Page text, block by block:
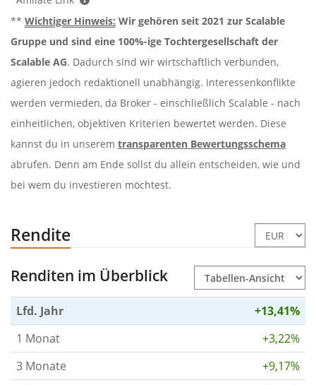
** Wichtiger Hinweis: Wir gehören seit 2021 zur Scalable
Gruppe und sind eine 100%-ige Tochtergesellschaft der
Scalable AG. Dadurch sind wir wirtschaftlich verbunden,
agieren jedoch redaktionell unabhängig. Interessenkonflikte
werden vermieden, da Broker - einschließlich Scalable - nach
einheitlichen, objektiven Kriterien bewertet werden. Diese
kannst du in unserem transparenten Bewertungsschema
abrufen. Denn am Ende sollst du allein entscheiden, wie und
bei wem du investieren möchtest.
Rendite
Renditen im Überblick
Lfd. Jahr
+13,41%
1 Monat
+3,22%
3 Monate
+9,17%